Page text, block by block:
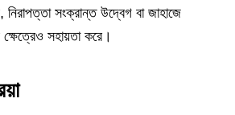
নিরাপত্তা সংক্রান্ত উদ্বেগ বা জাহাজে
সহায়তা করে।